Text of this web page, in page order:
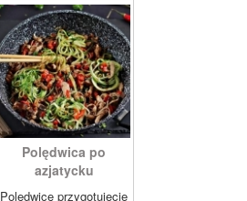
Polędwica po
azjatycku
Polędwicę przygotujecie